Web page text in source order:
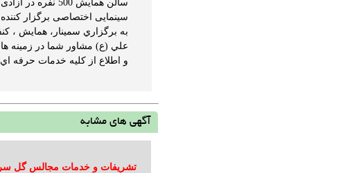
سینمایی اختصاصی برگزار
به برگزاري سمينار، همايش ،
و اطلاع از کليه خدمات حرفه
آگهی های مشابه
تشریفات و خدمات مجالس گل